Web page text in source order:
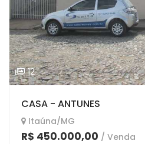
12
CASA - ANTUNES
Itaúna/MG
R$ 450.000,00 / Venda